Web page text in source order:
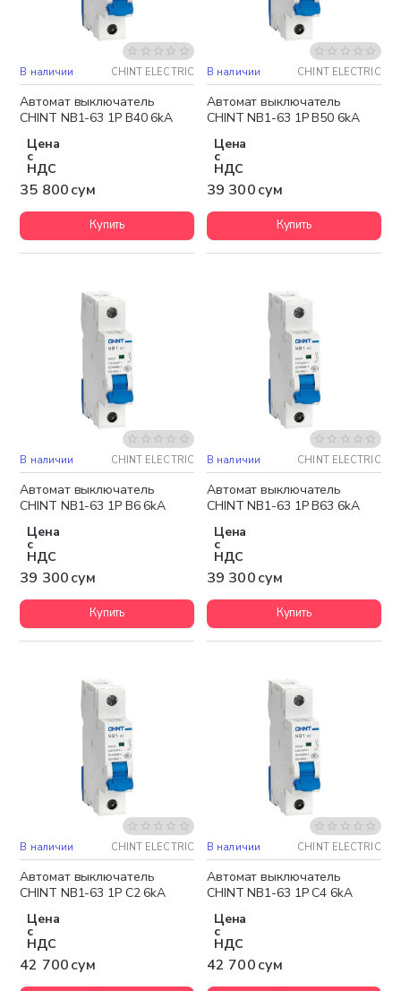
В наличии CHINT ELECTRIC
Автомат выключатель
CHINT NB1-63 1P B40 6kA
Цена
с
НДС
35 800 сум
Купить
В наличии CHINT ELECTRIC
Автомат выключатель
CHINT NB1-63 1P B50 6kA
Цена
с
НДС
39 300 сум
Купить
В наличии CHINT ELECTRIC
Автомат выключатель
CHINT NB1-63 1P B6 6kA
Цена
с
НДС
39 300 сум
Купить
В наличии CHINT ELECTRIC
Автомат выключатель
CHINT NB1-63 1P B63 6kA
Цена
с
НДС
39 300 сум
Купить
В наличии CHINT ELECTRIC
Автомат выключатель
CHINT NB1-63 1P C2 6kA
Цена
с
НДС
42 700 сум
В наличии CHINT ELECTRIC
Автомат выключатель
CHINT NB1-63 1P C4 6kA
Цена
с
НДС
42 700 сум